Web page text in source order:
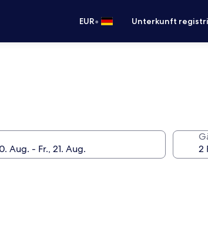
EUR• Unterkunft